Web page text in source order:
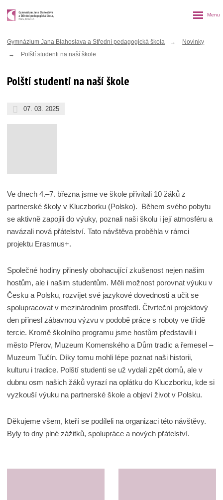
Gymnázium Jana Blahoslava a Střední pedagogická škola
Novinky
Polští studenti na naší škole
Polští studenti na naší škole
07. 03. 2025
Ve dnech 4.–7. března jsme ve škole přivítali 10 žáků z
partnerské školy v Kluczborku (Polsko). Během svého pobytu
se aktivně zapojili do výuky, poznali naši školu i její atmosféru a
navázali nová přátelství. Tato návštěva proběhla v rámci
projektu Erasmus+.
Společné hodiny přinesly obohacující zkušenost nejen našim
hostům, ale i našim studentům. Měli možnost porovnat výuku v
Česku a Polsku, rozvíjet své jazykové dovednosti a učit se
spolupracovat v mezinárodním prostředí. Čtvrteční projektový
den přinesl zábavnou výzvu v podobě práce s roboty ve třídě
tercie. Kromě školního programu jsme hostům představili i
město Přerov, Muzeum Komenského a Dům tradic a řemesel –
Muzeum Tučín. Díky tomu mohli lépe poznat naši historii,
kulturu i tradice. Polští studenti se už vydali zpět domů, ale v
dubnu osm našich žáků vyrazí na oplátku do Kluczborku, kde si
vyzkouší výuku na partnerské škole a objeví život v Polsku.
Děkujeme všem, kteří se podíleli na organizaci této návštěvy.
Byly to dny plné zážitků, spolupráce a nových přátelství.